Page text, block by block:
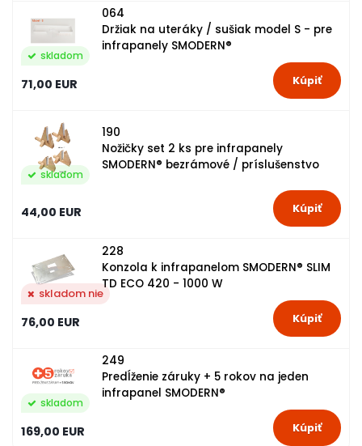
064
Držiak na uteráky / sušiak model S - pre
infrapanely SMODERN®
skladom
71,00 EUR
190
Nožičky set 2 ks pre infrapanely
SMODERN® bezrámové / príslušenstvo
skladom
44,00 EUR
228
Konzola k infrapanelom SMODERN® SLIM
TD ECO 420 - 1000 W
skladom nie
76,00 EUR
249
Predĺženie záruky + 5 rokov na jeden
infrapanel SMODERN®
skladom
169,00 EUR